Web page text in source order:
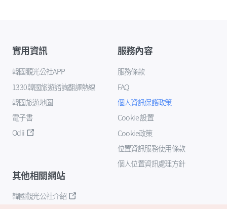
實用資訊
韓國觀光公社APP
1330韓國旅遊諮詢翻譯熱線
韓國旅遊地圖
電子書
Odii
服務內容
服務條款
FAQ
個人資訊保護政策
Cookie 設置
Cookie政策
位置資訊服務使用條款
個人位置資訊處理方針
其他相關網站
韓國觀光公社介紹